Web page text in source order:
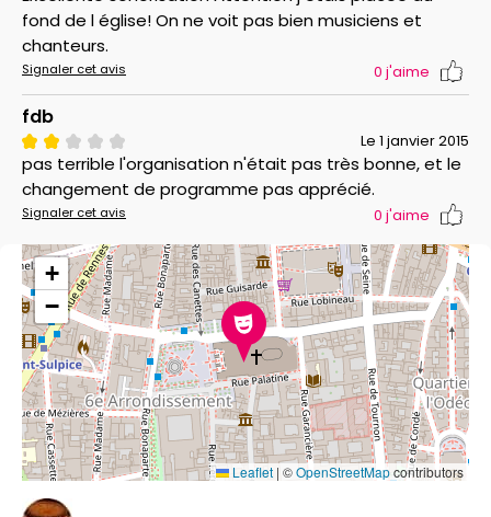
fond de l église! On ne voit pas bien musiciens et
chanteurs.
Signaler cet avis 0 j'aime
fdb
Le 1 janvier 2015
pas terrible l'organisation n'était pas très bonne, et le
changement de programme pas apprécié.
Signaler cet avis 0 j'aime
+
−
Leaflet | ©OpenStreetMapcontributors